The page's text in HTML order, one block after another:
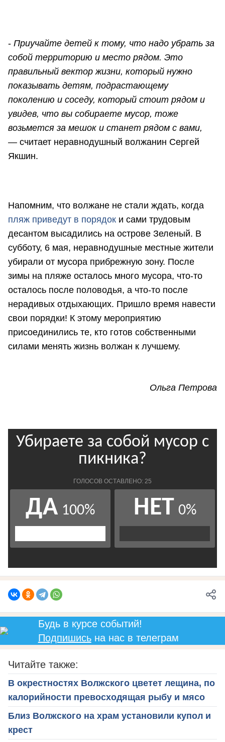
- Приучайте детей к тому, что надо убрать за
собой территорию и место рядом. Это
правильный вектор жизни, который нужно
показывать детям, подрастающему
поколению и соседу, который стоит рядом и
увидев, что вы собираете мусор, тоже
возьмется за мешок и станет рядом с вами,
— считает неравнодушный волжанин Сергей
Якшин.
Напомним, что волжане не стали ждать, когда
пляж приведут в порядок и сами трудовым
десантом высадились на острове Зеленый. В
субботу, 6 мая, неравнодушные местные жители
убирали от мусора прибрежную зону. После
зимы на пляже осталось много мусора, что-то
осталось после половодья, а что-то после
нерадивых отдыхающих. Пришло время навести
свои порядки! К этому мероприятию
присоединились те, кто готов собственными
силами менять жизнь волжан к лучшему.
Ольга Петрова
Будь в курсе событий!
Подпишисьна нас в телеграм
Читайте также:
В окрестностях Волжского цветет лещина, по
калорийности превосходящая рыбу и мясо
Близ Волжского на храм установили купол и
крест